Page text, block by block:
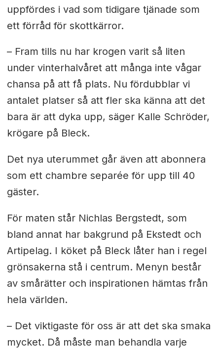
uppfördes i vad som tidigare tjänade som
ett förråd för skottkärror.
– Fram tills nu har krogen varit så liten
under vinterhalvåret att många inte vågar
chansa på att få plats. Nu fördubblar vi
antalet platser så att fler ska känna att det
bara är att dyka upp, säger Kalle Schröder,
krögare på Bleck.
Det nya uterummet går även att abonnera
som ett chambre separée för upp till 40
gäster.
För maten står Nichlas Bergstedt, som
bland annat har bakgrund på Ekstedt och
Artipelag. I köket på Bleck låter han i regel
grönsakerna stå i centrum. Menyn består
av smårätter och inspirationen hämtas från
hela världen.
– Det viktigaste för oss är att det ska smaka
mycket. Då måste man behandla varje